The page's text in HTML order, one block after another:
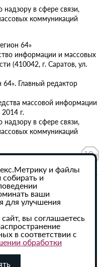
в сфере связи,
коммуникаций
64»
информации и массовых
(410042, г. Саратов, ул.
Главный редактор
массовой информации
г.
в сфере связи,
коммуникаций
персональных данных
сайта активная
обязательна.
и файлы
и
ваши
для улучшения
вы соглашаетесь
в соответствии с
обработки